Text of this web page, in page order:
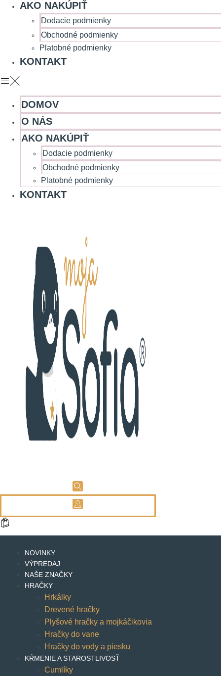
AKO NAKÚPIŤ
Dodacie podmienky
Obchodné podmienky
Platobné podmienky
KONTAKT
DOMOV
O NÁS
AKO NAKÚPIŤ
Dodacie podmienky
Obchodné podmienky
Platobné podmienky
KONTAKT
NOVINKY
VÝPREDAJ
NAŠE ZNAČKY
HRAČKY
Hrkálky
Drevené hračky
Plyšové hračky a mojkáčikovia
Hračky do vane
Hračky do vody a piesku
KŔMENIE A STAROSTLIVOSŤ
Cumlíky